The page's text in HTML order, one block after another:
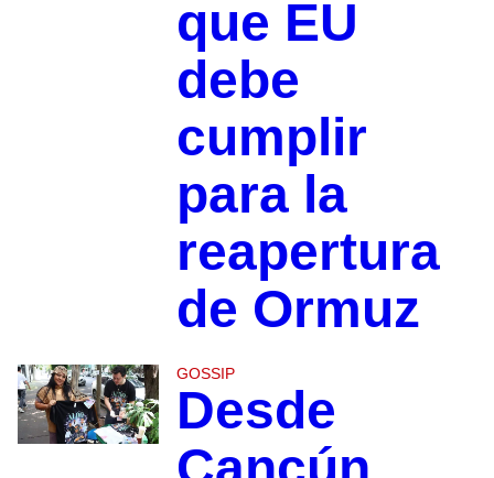
que EU
debe
cumplir
para la
reapertura
de Ormuz
GOSSIP
Desde